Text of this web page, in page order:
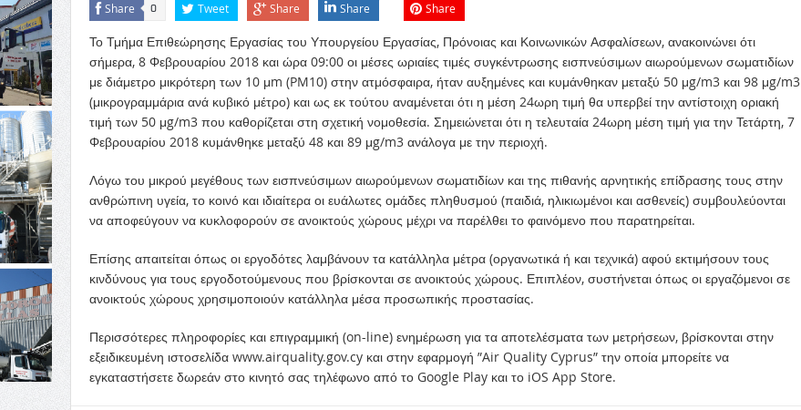
Share 0 Tweet Share Share Share
Το Τμήμα Επιθεώρησης Εργασίας του Υπουργείου Εργασίας, Πρόνοιας και Κοινωνικών Ασφαλίσεων, ανακοινώνει ότι
σήμερα, 8 Φεβρουαρίου 2018 και ώρα 09:00 οι μέσες ωριαίες τιμές συγκέντρωσης εισπνεύσιμων αιωρούμενων σωματιδίων
με διάμετρο μικρότερη των 10 μm (PM10) στην ατμόσφαιρα, ήταν αυξημένες και κυμάνθηκαν μεταξύ 50 μg/m3 και 98 μg/m3
(μικρογραμμάρια ανά κυβικό μέτρο) και ως εκ τούτου αναμένεται ότι η μέση 24ωρη τιμή θα υπερβεί την αντίστοιχη οριακή
τιμή των 50 μg/m3 που καθορίζεται στη σχετική νομοθεσία. Σημειώνεται ότι η τελευταία 24ωρη μέση τιμή για την Τετάρτη, 7
Φεβρουαρίου 2018 κυμάνθηκε μεταξύ 48 και 89 μg/m3 ανάλογα με την περιοχή.
Λόγω του μικρού μεγέθους των εισπνεύσιμων αιωρούμενων σωματιδίων και της πιθανής αρνητικής επίδρασης τους στην
ανθρώπινη υγεία, το κοινό και ιδιαίτερα οι ευάλωτες ομάδες πληθυσμού (παιδιά, ηλικιωμένοι και ασθενείς) συμβουλεύονται
να αποφεύγουν να κυκλοφορούν σε ανοικτούς χώρους μέχρι να παρέλθει το φαινόμενο που παρατηρείται.
Επίσης απαιτείται όπως οι εργοδότες λαμβάνουν τα κατάλληλα μέτρα (οργανωτικά ή και τεχνικά) αφού εκτιμήσουν τους
κινδύνους για τους εργοδοτούμενους που βρίσκονται σε ανοικτούς χώρους. Επιπλέον, συστήνεται όπως οι εργαζόμενοι σε
ανοικτούς χώρους χρησιμοποιούν κατάλληλα μέσα προσωπικής προστασίας.
Περισσότερες πληροφορίες και επιγραμμική (on-line) ενημέρωση για τα αποτελέσματα των μετρήσεων, βρίσκονται στην
εξειδικευμένη ιστοσελίδα www.airquality.gov.cy και στην εφαρμογή ”Air Quality Cyprus” την οποία μπορείτε να
εγκαταστήσετε δωρεάν στο κινητό σας τηλέφωνο από το Google Play και το iOS App Store.